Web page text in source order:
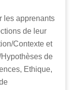
les apprenants
de leur
Contexte et
de
Ethique,